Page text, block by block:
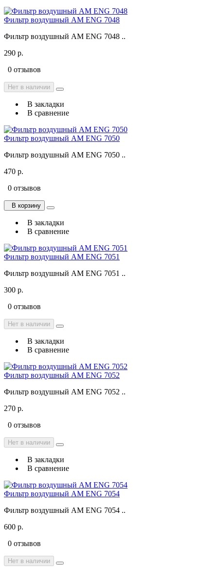
Фильтр воздушный AM ENG 7048
Фильтр воздушный AM ENG 7048 ..
290 р.
0 отзывов
Нет в наличии
В закладки
В сравнение
Фильтр воздушный AM ENG 7050
Фильтр воздушный AM ENG 7050 ..
470 р.
0 отзывов
В корзину
В закладки
В сравнение
Фильтр воздушный AM ENG 7051
Фильтр воздушный AM ENG 7051 ..
300 р.
0 отзывов
Нет в наличии
В закладки
В сравнение
Фильтр воздушный AM ENG 7052
Фильтр воздушный AM ENG 7052 ..
270 р.
0 отзывов
Нет в наличии
В закладки
В сравнение
Фильтр воздушный AM ENG 7054
Фильтр воздушный AM ENG 7054 ..
600 р.
0 отзывов
Нет в наличии